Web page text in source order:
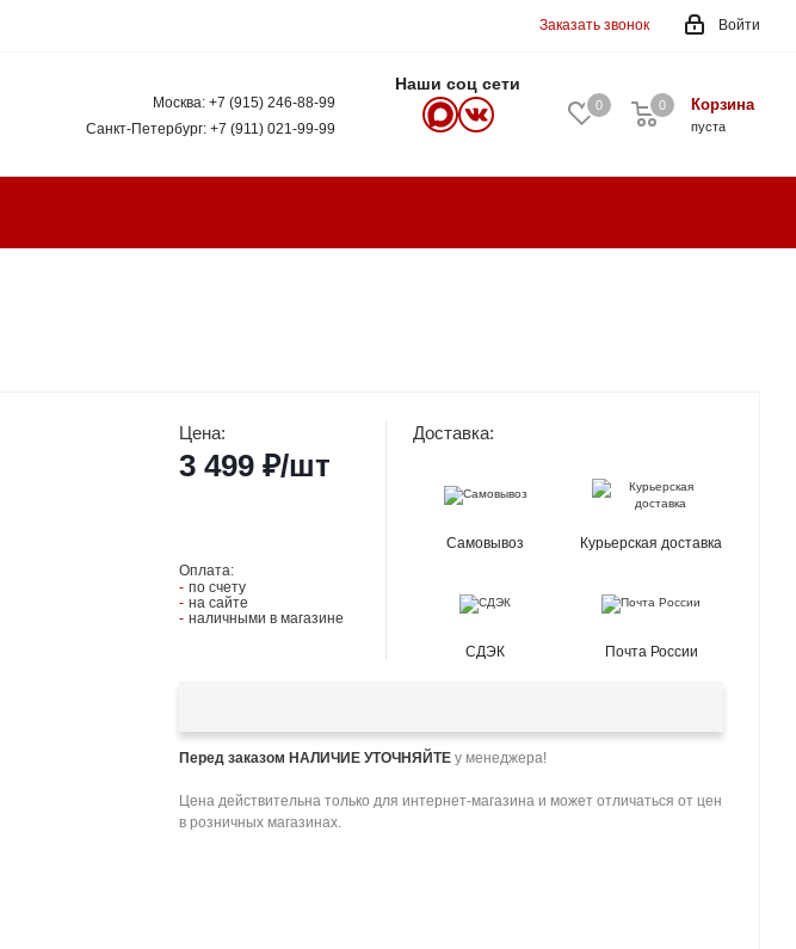
Войти
Заказать звонок
Москва: +7 (915) 246-88-99
Санкт-Петербург: +7 (911) 021-99-99
Наши соц сети
0 Корзина
0
пуста
0
Цена:
3 499 ₽/шт
Оплата:
по счету
на сайте
наличными в магазине
Доставка:
Самовывоз Курьерская доставка
СДЭК Почта России
Перед заказом НАЛИЧИЕ УТОЧНЯЙТЕ у менеджера!
Цена действительна только для интернет-магазина и может отличаться от цен
в розничных магазинах.